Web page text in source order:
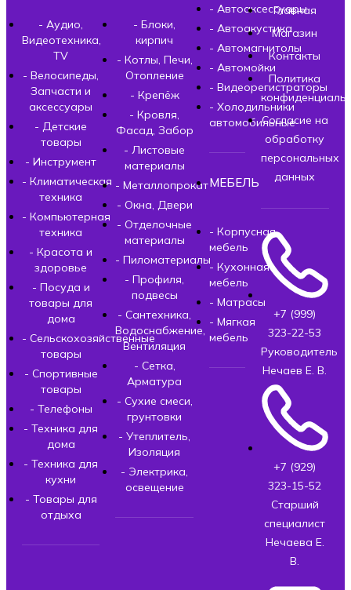
- Аудио,
Видеотехника,
TV
- Велосипеды,
Запчасти и
аксессуары
- Детские
товары
- Инструмент
- Климатическая
техника
- Компьютерная
техника
- Красота и
здоровье
- Посуда и
товары для
дома
- Сельскохозяйственные
товары
- Спортивные
товары
- Телефоны
- Техника для
дома
- Техника для
кухни
- Товары для
отдыха
- Блоки,
кирпич
- Котлы, Печи,
Отопление
- Крепёж
- Кровля,
Фасад, Забор
- Листовые
материалы
- Металлопрокат
- Окна, Двери
- Отделочные
материалы
- Пиломатериалы
- Профиля,
подвесы
- Сантехника,
Водоснабжение,
Вентиляция
- Сетка,
Арматура
- Сухие смеси,
грунтовки
- Утеплитель,
Изоляция
- Электрика,
освещение
- Автоаксессуары
- Автоакустика
- Автомагнитолы
- Автомойки
- Видеорегистраторы
- Холодильники
автомобильные
МЕБЕЛЬ
- Корпусная
мебель
- Кухонная
мебель
- Матрасы
- Мягкая
мебель
Главная
Магазин
Контакты
Политика
Согласие на
обработку
персональных
данных
+7 (999)
323-22-53
Руководитель
Нечаев Е. В.
+7 (929)
323-15-52
Старший
специалист
Нечаева Е.
В.